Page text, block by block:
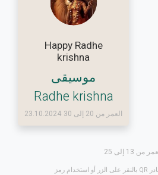
Happy Radhe
krishna
موسيقى
Radhe krishna
23.10.2024 العمر من 20 إلى 30
من 13 إلى 25